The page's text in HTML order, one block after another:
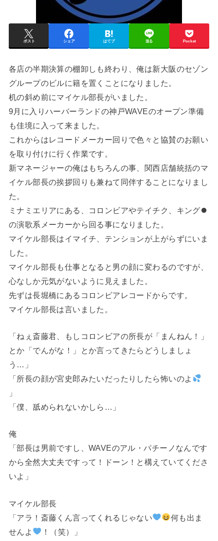
ポスト シェア はてブ 送る Pocket
各店の半期決算の棚卸しも終わり、俺は新大阪のセゾン
グループのビルに籍を置くことになりました。
机の斜め前にマイケル部長がいました。
9月に入りハーバーランドの神戸WAVEのオープン準備
も佳境に入って来ました。
これからはレコードメーカー回りで色々と協賛のお願い
を取り付けに行く作業です。
新マネージャーの俺はもちろんの事、関西店舗統括のマ
イケル部長の挨拶回りも兼ねて同伴することになりまし
た。
ミナミエリアにある、コロンビアやテイチク、キング⏺
の演歌系メーカーから回る事になりました。
マイケル部長はイマイチ、テンションが上がらずにいま
した。
マイケル部長も仕事となると男の顔に変わるのですが、
心なしか元気がないように見えました。
先ずは長堀橋にあるコロンビアレコードからです。
マイケル部長は言いました。
「ねぇ斎藤君、もしコロンビアの所長が「まんねん！」
とか「でんがな！」とか言ってきたらどうしましょ
う…」
「所長の顔が宮史郎みたいだったりしたら怖いのよ
」
「僕、舐められないかしら…」
俺
「部長は男前ですし、WAVEのアル・パチーノなんです
から全然大丈夫ですって！ドーン！と構えていてくださ
いよ」
マイケル部長
「アラ！斎藤くん言ってくれるじゃない
何も出ま
せんよ
！（笑）」